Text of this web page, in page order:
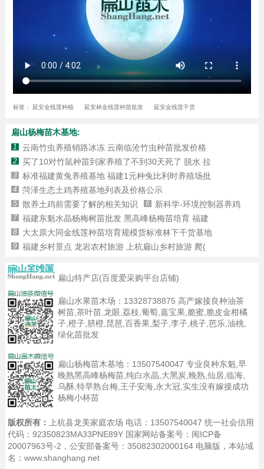
标签： 延安金线莲种植 延安林金线莲种苗批发 延安金线莲干货
扁山杨梅苗木基地:
1 云南竹虫养殖销路冰冻 云南临沧竹虫种苗批发价格
2 买了10对竹鼠种苗到家养殖了不到30天死了 脱水 拉
3 标准福建黄兔养殖基地 福建1元种兔比利时养殖场批
4 菏泽生态土鸡养殖基地列表及价格公示
5 散养土鸡前需要了解的相关知识 6 新科学-环境控制器养鸡
7 福建东魁水晶杨梅树苗批发 黑高峰杨梅苗培育 福建
8 大太原大同金线莲种苗培育规模货标准林下干货基地
9 福建乡村景点 龙岩农村旅游 上杭扁山乡村旅游 爬(
扁山特产店(百度爱采购平台店铺)
扁山水果苗木场： 13328738875 高产嫁接良种油茶
树苗,茶叶苗,龙眼,荔枝,葡萄,嘉宝果,脆蜜,脆皮金柑橘
子,橙子,脐橙,琵琶,百香果,梨子,李子,桃子,芭乐,油桃,
绿化苗批发
扁山杨梅苗木基地： 13507540047 专业良种东魁,早
晚熟黑高峰杨梅苗,纯白水晶,大黑炭,晚熟,仙居,临海,
乌酥,特早熟台梅,王子安海,永大冠,实生没有嫁接成功
杨梅小杯苗
版权所有：
上杭县龙美家庭农场 电话：13507540047 统一社会信用
代码：92350823MA33PNE89Y 国家网站备案号： 闽ICP备
20007963号-2 ，公安部备案号：35082302000164 电脑版 ，本站域
名：www.shanghang.net